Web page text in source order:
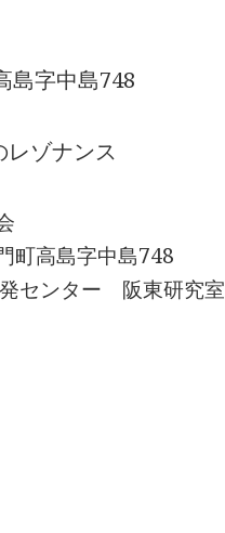
島字中島748
ゾナンス
高島字中島748
センター 阪東研究室